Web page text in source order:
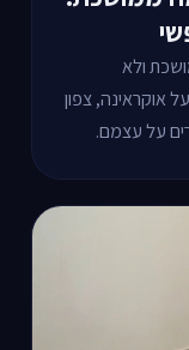
ולא
אוקראינה, צפון